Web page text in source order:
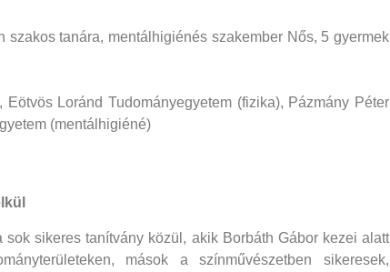
szakos tanára, mentálhigiénés szakember Nős, 5 gyermek
Eötvös Loránd Tudományegyetem (fizika), Pázmány Péter
(mentálhigiéné)
sikeres tanítvány közül, akik Borbáth Gábor kezei alatt
mások a színművészetben sikeresek,